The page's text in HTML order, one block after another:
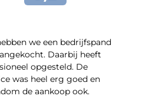
we een bedrijfspand
Daarbij heeft
opgesteld. De
was heel erg goed en
de aankoop ook.